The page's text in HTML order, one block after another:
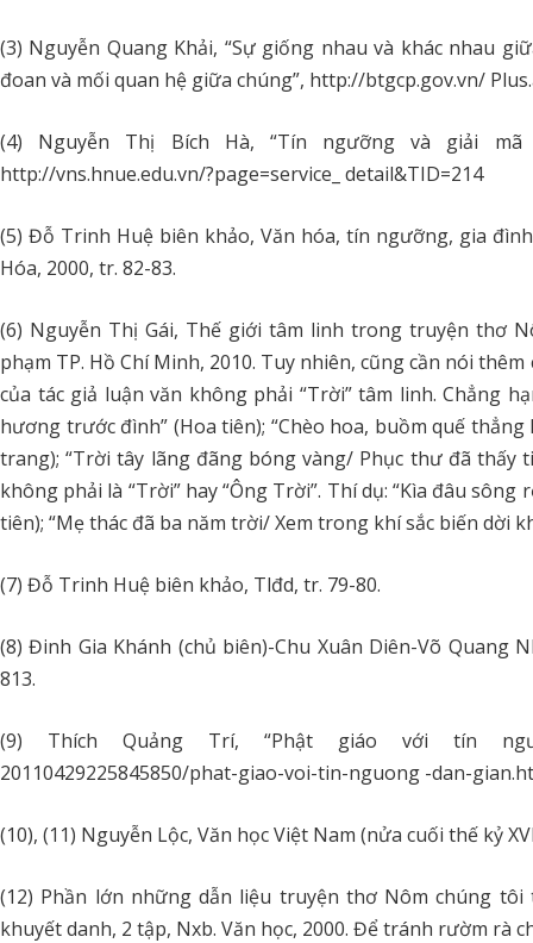
(3) Nguyễn Quang Khải, “Sự giống nhau và khác nhau
đoan và mối quan hệ giữa chúng”, http://btgcp.gov.vn/
(4) Nguyễn Thị Bích Hà, “Tín ngưỡng và giải
http://vns.hnue.edu.vn/?page=service_ detail&TID=214
(5) Đỗ Trinh Huệ biên khảo, Văn hóa, tín ngưỡng, gia
Hóa, 2000, tr. 82-83.
(6) Nguyễn Thị Gái, Thế giới tâm linh trong truyện thơ
phạm TP. Hồ Chí Minh, 2010. Tuy nhiên, cũng cần nói
của tác giả luận văn không phải “Trời” tâm linh. Chẳng
hương trước đình” (Hoa tiên); “Chèo hoa, buồm quế
trang); “Trời tây lãng đãng bóng vàng/ Phục thư đã thấy
không phải là “Trời” hay “Ông Trời”. Thí dụ: “Kìa đâu
tiên); “Mẹ thác đã ba năm trời/ Xem trong khí sắc biến dời
(7) Đỗ Trinh Huệ biên khảo, Tlđd, tr. 79-80.
(8) Đinh Gia Khánh (chủ biên)-Chu Xuân Diên-Võ Quang
813.
(9) Thích Quảng Trí, “Phật giáo với tín
20110429225845850/phat-giao-voi-tin-nguong -dan-
(10), (11) Nguyễn Lộc, Văn học Việt Nam (nửa cuối thế kỷ
(12) Phần lớn những dẫn liệu truyện thơ Nôm chúng
khuyết danh, 2 tập, Nxb. Văn học, 2000. Để tránh rườm